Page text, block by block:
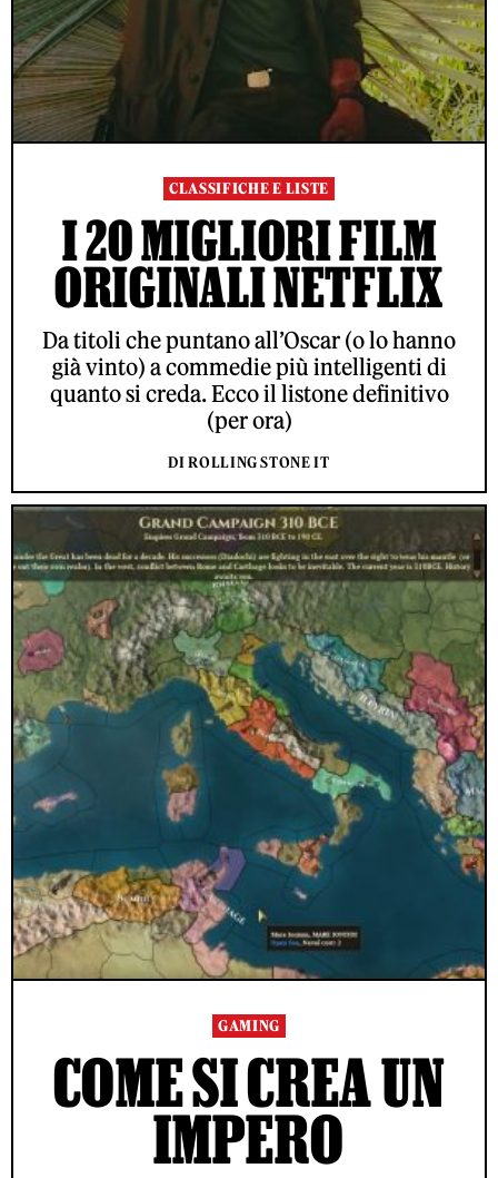
CLASSIFICHE E LISTE
I 20 MIGLIORI FILM
ORIGINALI NETFLIX
Da titoli che puntano all’Oscar (o lo hanno
già vinto) a commedie più intelligenti di
quanto si creda. Ecco il listone definitivo
(per ora)
DI ROLLING STONE IT
GAMING
COME SI CREA UN
IMPERO